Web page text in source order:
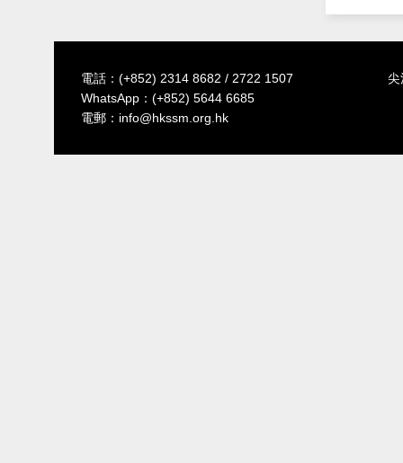
電話： (+852) 2314 8682 / 2722 1507
WhatsApp： (+852) 5644 6685
電郵： info@hkssm.org.hk
尖